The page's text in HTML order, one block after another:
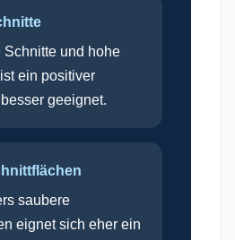
Schnitte und hohe
ein positiver
geeignet.
saubere
eignet sich eher ein